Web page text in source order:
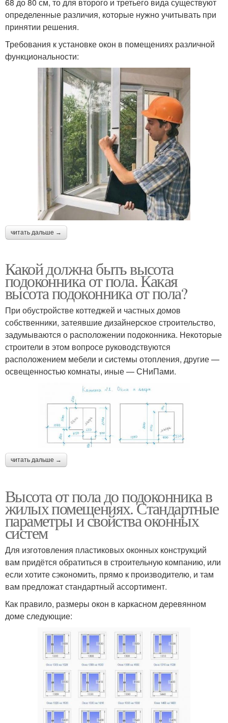
определенные различия, которые нужно учитывать при
принятии решения.
Требования к установке окон в помещениях различной
функциональности:
читать дальше →
Какой должна быть высота
подоконника от пола. Какая
высота подоконника от пола?
При обустройстве коттеджей и частных домов
собственники, затеявшие дизайнерское строительство,
задумываются о расположении подоконника. Некоторые
строители в этом вопросе руководствуются
расположением мебели и системы отопления, другие —
освещенностью комнаты, иные — СНиПами.
читать дальше →
Высота от пола до подоконника в
жилых помещениях. Стандартные
параметры и свойства оконных
систем
Для изготовления пластиковых оконных конструкций
вам придётся обратиться в строительную компанию, или
если хотите сэкономить, прямо к производителю, и там
вам предложат стандартный ассортимент.
Как правило, размеры окон в каркасном деревянном
доме следующие: